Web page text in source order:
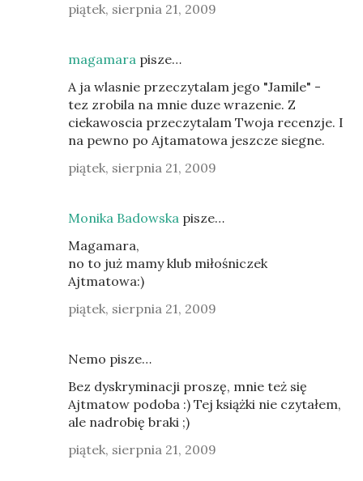
piątek, sierpnia 21, 2009
magamara pisze…
A ja wlasnie przeczytalam jego "Jamile" -
tez zrobila na mnie duze wrazenie. Z
ciekawoscia przeczytalam Twoja recenzje. I
na pewno po Ajtamatowa jeszcze siegne.
piątek, sierpnia 21, 2009
Monika Badowska pisze…
Magamara,
no to już mamy klub miłośniczek
Ajtmatowa:)
piątek, sierpnia 21, 2009
Nemo pisze…
Bez dyskryminacji proszę, mnie też się
Ajtmatow podoba :) Tej książki nie czytałem,
ale nadrobię braki ;)
piątek, sierpnia 21, 2009